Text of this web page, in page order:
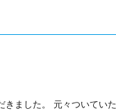
きました。 元々ついてい